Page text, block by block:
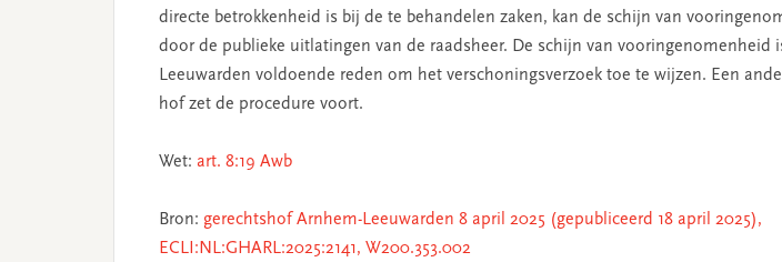
directe betrokkenheid is bij de te behandelen zaken, kan de schijn van
door de publieke uitlatingen van de raadsheer. De schijn van vooringenomenheid
Leeuwarden voldoende reden om het verschoningsverzoek toe te wijzen. Een
hof zet de procedure voort.
Wet: art. 8:19 Awb
Bron: gerechtshof Arnhem-Leeuwarden 8 april 2025 (gepubliceerd 18 april 2025),
ECLI:NL:GHARL:2025:2141, W200.353.002